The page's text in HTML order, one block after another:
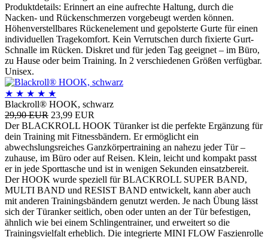
Produktdetails: Erinnert an eine aufrechte Haltung, durch die
Nacken- und Rückenschmerzen vorgebeugt werden können.
Höhenverstellbares Rückenelement und gepolsterte Gurte für einen
individuellen Tragekomfort. Kein Verrutschen durch fixierte Gurt-
Schnalle im Rücken. Diskret und für jeden Tag geeignet – im Büro,
zu Hause oder beim Training. In 2 verschiedenen Größen verfügbar.
Unisex.
★ ★ ★ ★ ★
Blackroll® HOOK, schwarz
29,90 EUR 23,99 EUR
Der BLACKROLL HOOK Türanker ist die perfekte Ergänzung für
dein Training mit Fitnessbändern. Er ermöglicht ein
abwechslungsreiches Ganzkörpertraining an nahezu jeder Tür –
zuhause, im Büro oder auf Reisen. Klein, leicht und kompakt passt
er in jede Sporttasche und ist in wenigen Sekunden einsatzbereit.
Der HOOK wurde speziell für BLACKROLL SUPER BAND,
MULTI BAND und RESIST BAND entwickelt, kann aber auch
mit anderen Trainingsbändern genutzt werden. Je nach Übung lässt
sich der Türanker seitlich, oben oder unten an der Tür befestigen,
ähnlich wie bei einem Schlingentrainer, und erweitert so die
Trainingsvielfalt erheblich. Die integrierte MINI FLOW Faszienrolle